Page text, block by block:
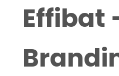
Effibat